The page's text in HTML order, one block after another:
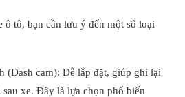
ô tô, bạn cần lưu ý đến một số loại
(Dash cam): Dễ lắp đặt, giúp ghi lại
xe. Đây là lựa chọn phổ biến